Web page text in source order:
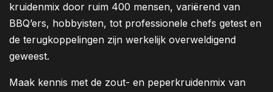
kruidenmix door ruim 400 mensen, variërend van
BBQ’ers, hobbyisten, tot professionele chefs getest en
de terugkoppelingen zijn werkelijk overweldigend
geweest.
Maak kennis met de zout- en peperkruidenmix van